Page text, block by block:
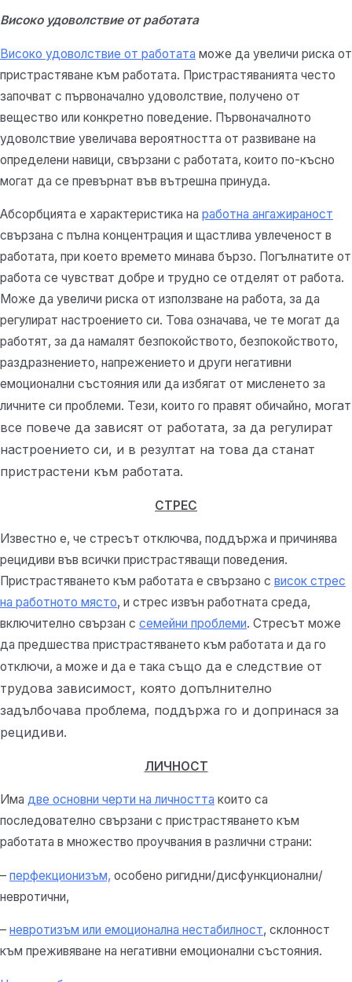
Високо удоволствие от работата
Високо удоволствие от работата може да увеличи риска от
пристрастяване към работата. Пристрастяванията често
започват с първоначално удоволствие, получено от
вещество или конкретно поведение. Първоначалното
удоволствие увеличава вероятността от развиване на
определени навици, свързани с работата, които по-късно
могат да се превърнат във вътрешна принуда.
Абсорбцията е характеристика на работна ангажираност
свързана с пълна концентрация и щастлива увлеченост в
работата, при което времето минава бързо. Погълнатите от
работа се чувстват добре и трудно се отделят от работа.
Може да увеличи риска от използване на работа, за да
регулират настроението си. Това означава, че те могат да
работят, за да намалят безпокойството, безпокойството,
раздразнението, напрежението и други негативни
емоционални състояния или да избягат от мисленето за
личните си проблеми. Тези, които го правят обичайно, могат
все повече да зависят от работата, за да регулират
настроението си, и в резултат на това да станат
пристрастени към работата.
СТРЕС
Известно е, че стресът отключва, поддържа и причинява
рецидиви във всички пристрастяващи поведения.
Пристрастяването към работата е свързано с висок стрес
на работното място, и стрес извън работната среда,
включително свързан с семейни проблеми. Стресът може
да предшества пристрастяването към работата и да го
отключи, а може и да е така също да е следствие от
трудова зависимост, която допълнително
задълбочава проблема, поддържа го и допринася за
рецидиви.
ЛИЧНОСТ
Има две основни черти на личността които са
последователно свързани с пристрастяването към
работата в множество проучвания в различни страни:
– перфекционизъм, особено ригидни/дисфункционални/
невротични,
– невротизъм или емоционална нестабилност, склонност
към преживяване на негативни емоционални състояния.